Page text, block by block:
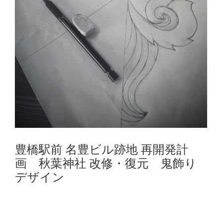
豊橋駅前 名豊ビル跡地 再開発計
画 秋葉神社 改修・復元 鬼飾り
デザイン